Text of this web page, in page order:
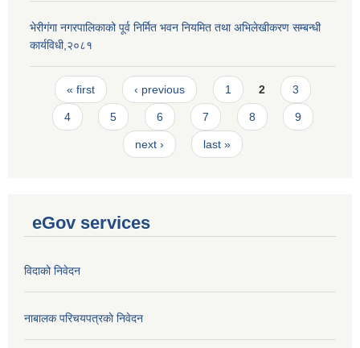
भेरीगंगा नगरपालिकाको पूर्व निर्मित भवन नियमित तथा अभिलेखीकरण सम्बन्धी
कार्यविधी,२०८१
Pages
« first ‹ previous 1 2 3
4 5 6 7 8 9
next › last »
eGov services
विदाको निवेदन
नाबालक परिचयपत्रकाे निवेदन